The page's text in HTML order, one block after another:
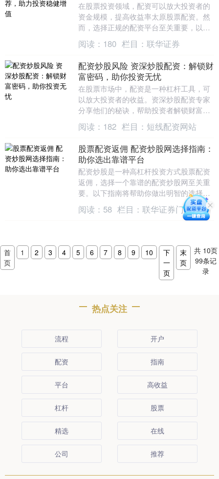
在股票投资领域，配资可以放大投资者的
资金规模，提高收益率太原股票配资。然
而，选择正规的配资平台至关重要，以保
障资金安全和投资收益。 在购买配债之
前，仔细阅读配债....
阅读： 180 栏目： 联华证券
配资炒股风险 资深炒股配资：解锁财
富密码，助你投资无忧
在股票市场中，配资是一种杠杆工具，可
以放大投资者的收益。资深炒股配资专家
分享他们的秘诀，帮助投资者解锁财富密
码，实现投资无忧。 1. 选择有良好信誉和
口碑的平台....
阅读： 182 栏目： 短线配资网站
股票配资返佣 配资炒股网选择指南：
助你选出靠谱平台
配资炒股是一种高杠杆投资方式股票配资
返佣，选择一个靠谱的配资炒股网至关重
要。以下指南将帮助你做出明智的选择：
股票配资炒股平台最大的优势在于它可以
放大投资者的收....
阅读： 58 栏目： 联华证券门户
首
页
1 2 3 4 5 6 7 8 9 10
下
一
页
末
页
共 10页
99条记
录
热点关注
流程 开户
配资 指南
平台 高收益
杠杆 股票
精选 在线
公司 推荐